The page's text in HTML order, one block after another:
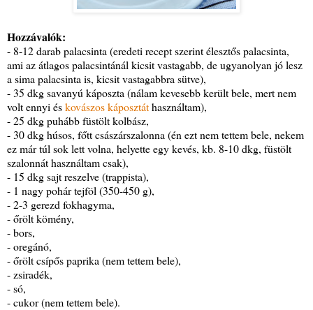
Hozzávalók:
- 8-12 darab palacsinta (eredeti recept szerint élesztős palacsinta,
ami az átlagos palacsintánál kicsit vastagabb, de ugyanolyan jó lesz
a sima palacsinta is, kicsit vastagabbra sütve),
- 35 dkg savanyú káposzta (nálam kevesebb került bele, mert nem
volt ennyi éskovászos káposztáthasználtam),
- 25 dkg puhább füstölt kolbász,
- 30 dkg húsos, főtt császárszalonna (én ezt nem tettem bele, nekem
ez már túl sok lett volna, helyette egy kevés, kb. 8-10 dkg, füstölt
szalonnát használtam csak),
- 15 dkg sajt reszelve (trappista),
- 1 nagy pohár tejföl (350-450 g),
- 2-3 gerezd fokhagyma,
- őrölt kömény,
- bors,
- oregánó,
- őrölt csípős paprika (nem tettem bele),
- zsiradék,
- só,
- cukor (nem tettem bele).